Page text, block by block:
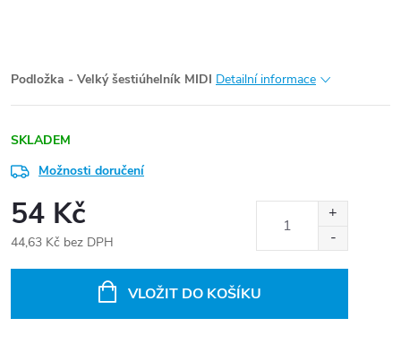
Podložka - Velký šestiúhelník MIDI Detailní informace
SKLADEM
Možnosti doručení
54 Kč
44,63 Kč bez DPH
VLOŽIT DO KOŠÍKU